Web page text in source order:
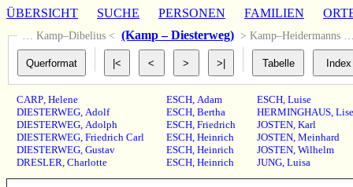
ÜBERSICHT SUCHE PERSONEN FAMILIEN
… Kamp–Dibelius < (Kamp – Diesterweg) > Kamp–Heidermanns
CARP ,Helene
DIESTERWEG Adolf
DIESTERWEG Adolph
DIESTERWEG ,Friedrich Carl
DIESTERWEG ,Gustav
DRESLER ,Charlotte
ESCH, Adam
ESCH, Bertha
ESCH, Friedrich
ESCH, Heinrich
ESCH, Heinrich
ESCH, Heinrich
ESCH, Luise
HERMINGHAUS,
JOSTEN, Karl
JOSTEN, Meinhard
JOSTEN, Wilhelm
JUNG, Luisa